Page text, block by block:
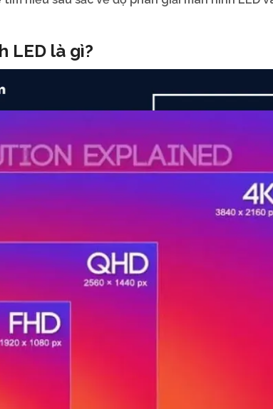
LED là gì?